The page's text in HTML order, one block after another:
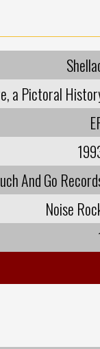
a Pictoral
And Go
Noise